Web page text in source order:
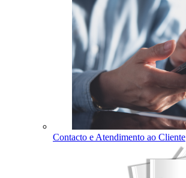
Contacto e Atendimento ao Cliente